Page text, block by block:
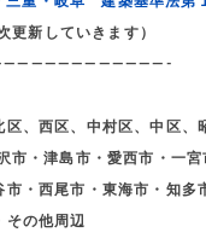
更新していきます）
区、西区、中村区、中区
市・津島市・愛西市・一
・西尾市・東海市・知
の他周辺